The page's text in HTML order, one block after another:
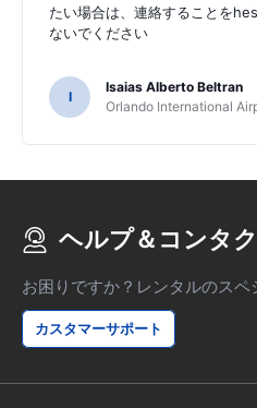
たい場合は、連絡することを
ないでください
I
Isaias Alberto Beltran
Orlando International
ヘルプ＆コンタ
お困りですか？レンタルのスペ
カスタマーサポート